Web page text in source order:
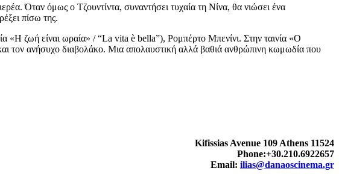
Όταν όμως ο Τζουντίντα, συναντήσει τυχαία τη Νίνα, θα νιώσει ένα
πίσω της.
«Η ζωή είναι ωραία» / “La vita è bella”), Ρομπέρτο Μπενίνι. Στην ταινία «Ο
τον ανήσυχο διαβολάκο. Μια απολαυστική αλλά βαθιά ανθρώπινη κωμωδία που
Kifissias Avenue 109 Athens 11524
Phone:+30.210.6922657
Email: ilias@danaoscinema.gr